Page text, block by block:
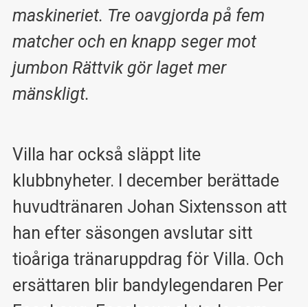
maskineriet. Tre oavgjorda på fem
matcher och en knapp seger mot
jumbon Rättvik gör laget mer
mänskligt.
Villa har också släppt lite
klubbnyheter. I december berättade
huvudtränaren Johan Sixtensson att
han efter säsongen avslutar sitt
tioåriga tränaruppdrag för Villa. Och
ersättaren blir bandylegendaren Per